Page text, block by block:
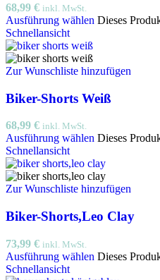
68,99 € inkl. MwSt.
Ausführung wählen Dieses
Schnellansicht
Zur Wunschliste hinzufügen
Biker-Shorts Weiß
68,99 € inkl. MwSt.
Ausführung wählen Dieses
Schnellansicht
Zur Wunschliste hinzufügen
Biker-Shorts,Leo Clay
73,99 € inkl. MwSt.
Ausführung wählen Dieses
Schnellansicht